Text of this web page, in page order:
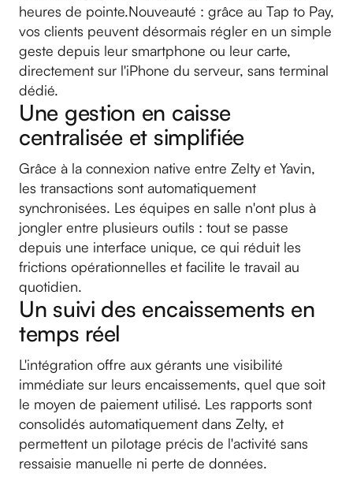
heures de pointe.Nouveauté : grâce au Tap to Pay,
vos clients peuvent désormais régler en un simple
geste depuis leur smartphone ou leur carte,
directement sur l'iPhone du serveur, sans terminal
dédié.
Une gestion en caisse
centralisée et simplifiée
Grâce à la connexion native entre Zelty et Yavin,
les transactions sont automatiquement
synchronisées. Les équipes en salle n'ont plus à
jongler entre plusieurs outils : tout se passe
depuis une interface unique, ce qui réduit les
frictions opérationnelles et facilite le travail au
quotidien.
Un suivi des encaissements en
temps réel
L'intégration offre aux gérants une visibilité
immédiate sur leurs encaissements, quel que soit
le moyen de paiement utilisé. Les rapports sont
consolidés automatiquement dans Zelty, et
permettent un pilotage précis de l'activité sans
ressaisie manuelle ni perte de données.